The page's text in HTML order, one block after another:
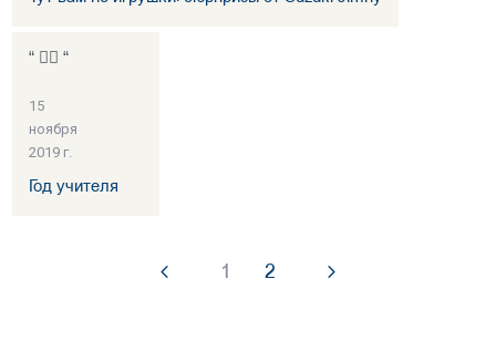
“ 👍🏻 “
15
ноября
2019 г.
Год учителя
1 2